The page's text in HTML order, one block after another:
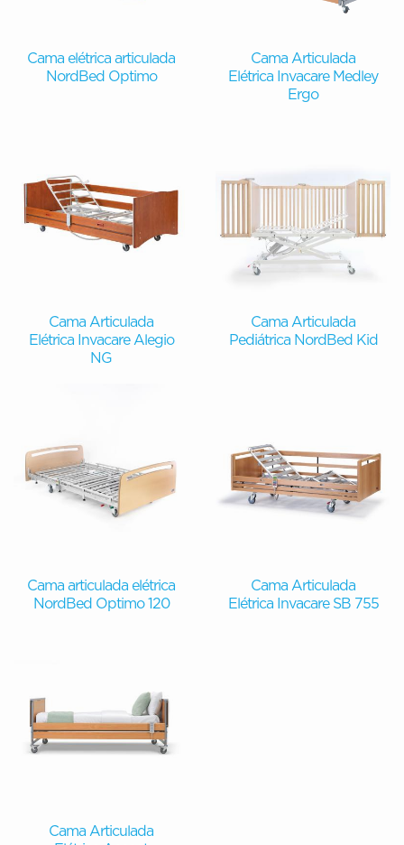
Cama elétrica articulada
NordBed Optimo
Cama Articulada
Elétrica Invacare Medley
Ergo
Cama Articulada
Elétrica Invacare Alegio
NG
Cama Articulada
Pediátrica NordBed Kid
Cama articulada elétrica
NordBed Optimo 120
Cama Articulada
Elétrica Invacare SB 755
Cama Articulada